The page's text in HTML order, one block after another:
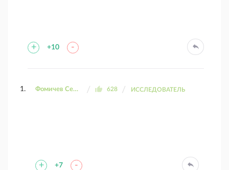
+ +10 -
Фомичев Сергей 628 ИССЛЕДОВАТЕЛЬ
+ +7 -